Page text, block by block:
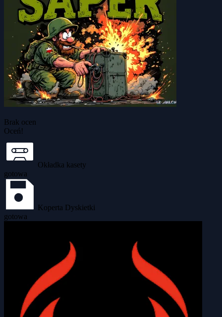
Brak ocen
Oceń!
Okładka kasety
gotowa
Koperta Dyskietki
gotowa